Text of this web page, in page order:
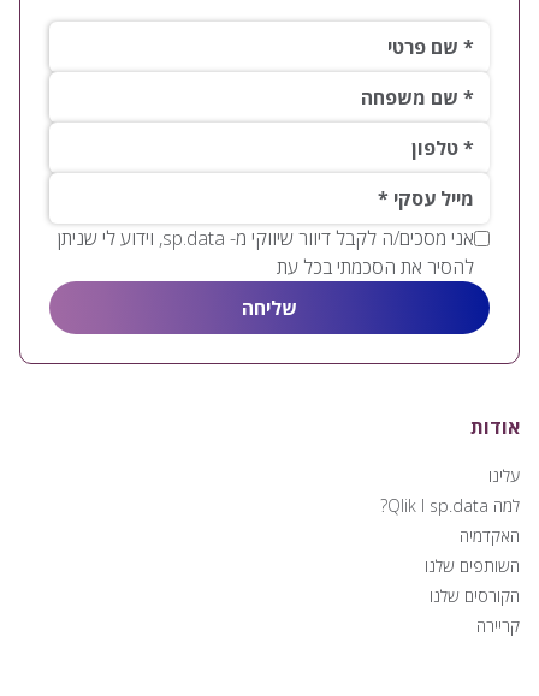
שם פרטי*
שם משפחה*
טלפון*
*מייל עסקי
אני מסכים/ה לקבל דיוור שיווקי מ- sp.data, וידוע לי שניתן
להסיר את הסכמתי בכל עת
אודות
עלינו
למה Qlik I sp.data?
האקדמיה
השותפים שלנו
הקורסים שלנו
קריירה